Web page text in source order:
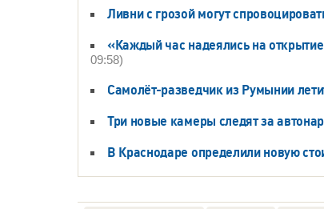
Ливни с грозой могут
«Каждый час надеялись на
09:58)
Самолёт-разведчик из Румынии
Три новые камеры следят за
В Краснодаре определили новую